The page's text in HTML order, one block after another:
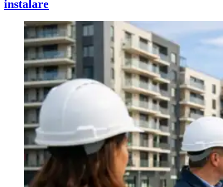
instalare